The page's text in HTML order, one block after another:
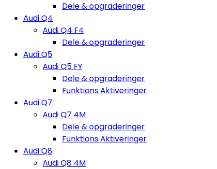
Dele & opgraderinger
Audi Q4
Audi Q4 F4
Dele & opgraderinger
Audi Q5
Audi Q5 FY
Dele & opgraderinger
Funktions Aktiveringer
Audi Q7
Audi Q7 4M
Dele & opgraderinger
Funktions Aktiveringer
Audi Q8
Audi Q8 4M